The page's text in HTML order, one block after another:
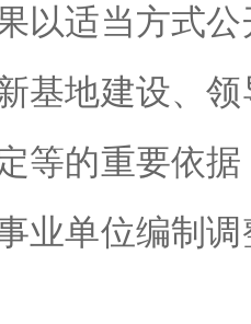
以适当方式
基地建设、
等的重要依
业单位编制